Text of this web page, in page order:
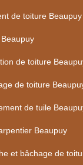
de toiture Beaupuy
de toiture
de toiture
de tuile
Beaupuy
et bâchage de